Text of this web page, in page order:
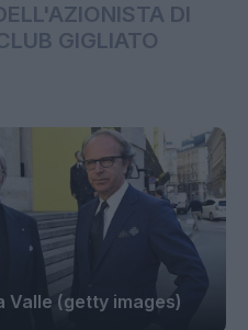
DI
GIGLIATO
Valle (getty images)